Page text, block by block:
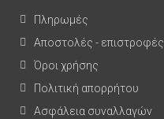
Πληρωμές
Αποστολές - επιστροφές
Όροι χρήσης
Πολιτική απορρήτου
Ασφάλεια συναλλαγών